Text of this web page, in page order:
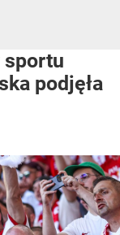
sportu
podjęła